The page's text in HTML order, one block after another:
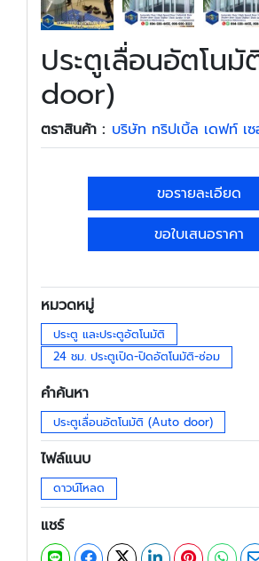
ประตูเลื่อนอัตโน
door)
ตราสินค้า : บริษัท ทริปเบิ้ล เดฟท์ เ
ขอรายละเอียด
ขอใบเสนอราคา
หมวดหมู่
ประตู และประตูอัตโนมัติ
24 ชม. ประตูเปิด-ปิดอัตโนมัติ-ซ่อม
คำค้นหา
ประตูเลื่อนอัตโนมัติ (Auto door)
ไฟล์แนบ
ดาวน์โหลด
แชร์